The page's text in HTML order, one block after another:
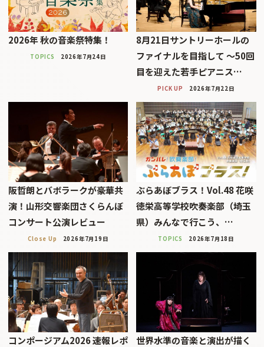
2026年 秋の音楽祭特集！
TOPICS 2026年7月24日
8月21日サントリーホールの
ファイナルを目指して 〜50回
目を迎えた若手ピアニス…
PICK UP 2026年7月22日
阪哲朗とバボラークが豪華共
演！山形交響楽団さくらんぼ
コンサート公演レビュー
Close Up 2026年7月19日
ぶらあぼブラス！Vol.48 花咲
徳栄高等学校吹奏楽部（埼玉
県）みんなで行こう、…
TOPICS 2026年7月18日
コンポージアム2026 速報レポ
世界水準の音楽と演出が描く